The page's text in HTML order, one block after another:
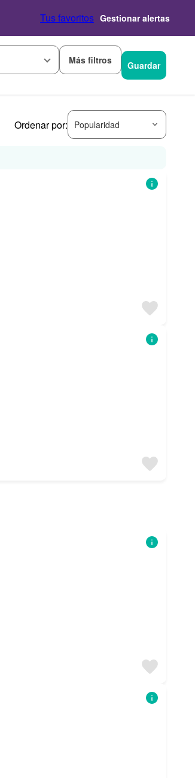
Tus favoritos Gestionar alertas
Más filtros Guardar
Ordenar por: Popularidad